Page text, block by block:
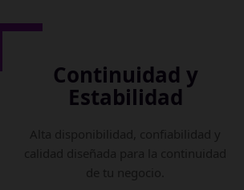
Continuidad y
Estabilidad